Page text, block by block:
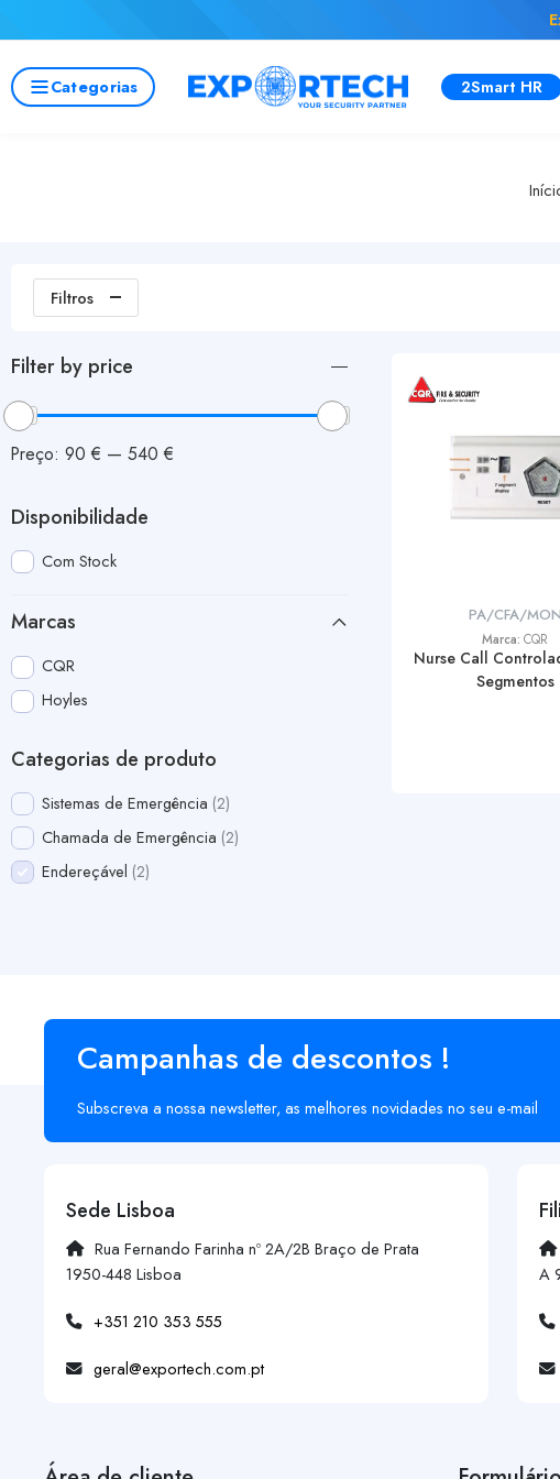
Categorias 2Smart HR
Filtros
PA/CFA/MON
Marca:CQR
Nurse Call
Segmentos
Filter by price
Preço: 90 € — 540 €
Disponibilidade
Com Stock
Marcas
CQR
Hoyles
Categorias de produto
Sistemas de Emergência 2
Chamada de Emergência 2
Endereçável 2
Campanhas de descontos !
Subscreva a nossa newsletter, as melhores novidades no seu e-mail
Sede Lisboa
Rua Fernando Farinha nº 2A/2B Braço de Prata
1950-448 Lisboa
+351 210 353 555
geral@exportech.com.pt
A